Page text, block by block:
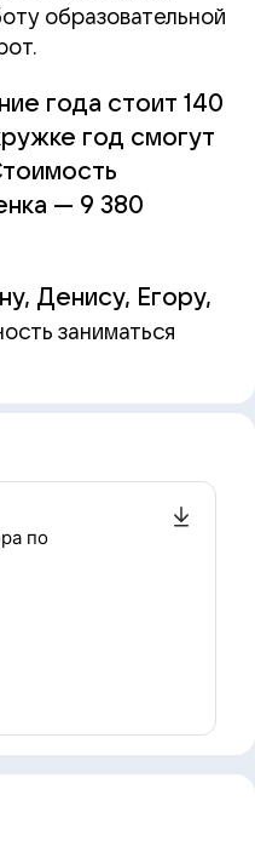
образовательной
года стоит 140
год смогут
— 9 380
Денису, Егору,
заниматься
по